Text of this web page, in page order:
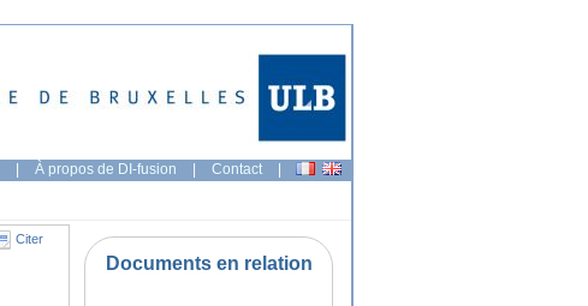
| À propos de DI-fusion | Contact |
Citer
Documents en relation